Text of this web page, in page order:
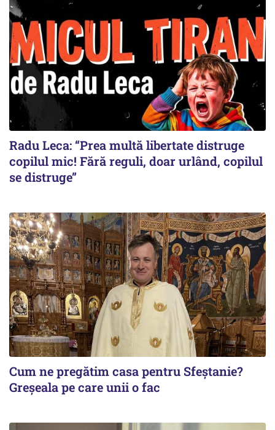
Radu Leca: “Prea multă libertate distruge
copilul mic! Fără reguli, doar urlând, copilul
se distruge”
Cum ne pregătim casa pentru Sfeștanie?
Greșeala pe care unii o fac